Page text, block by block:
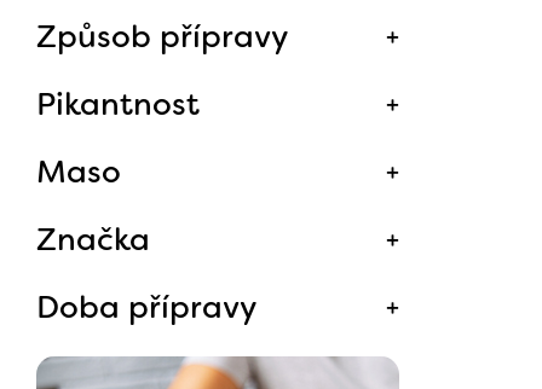
Způsob přípravy
Pikantnost
Maso
Značka
Doba přípravy